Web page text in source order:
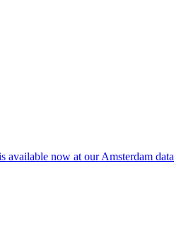
available now at our Amsterdam data